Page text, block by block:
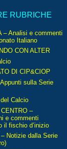
RUBRICHE
– Analisi e commenti
Italiano
CON ALTER
DI CIP&CIOP
sulla Serie
Calcio
–
e commenti
il fischio d’inizio
Notizie dalla Serie